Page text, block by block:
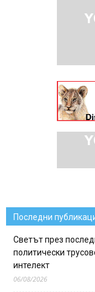
Последни
Светът през
политически
интелект
06/08/2026